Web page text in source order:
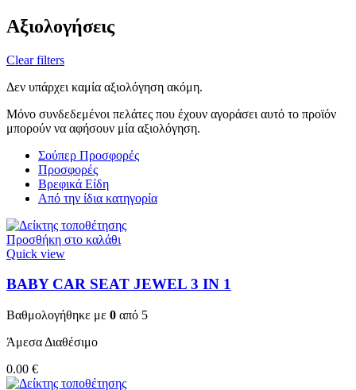
Αξιολογήσεις
Clear filters
Δεν υπάρχει καμία αξιολόγηση ακόμη.
Μόνο συνδεδεμένοι πελάτες που έχουν αγοράσει αυτό το προϊόν
μπορούν να αφήσουν μία αξιολόγηση.
Σούπερ Προσφορές
Προσφορές
Βρεφικά Είδη
Από την ίδια κατηγορία
Προσθήκη στο καλάθι
Quick view
BABY CAR SEAT JEWEL 3 ΙΝ 1
Βαθμολογήθηκε με 0 από 5
Άμεσα Διαθέσιμο
0.00 €